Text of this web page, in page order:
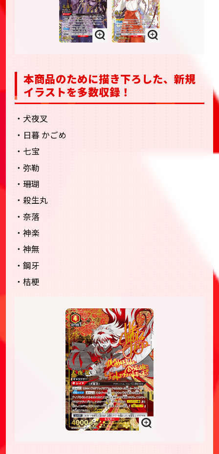
本商品のために描き下ろした、新規
イラストを多数収録！
・犬夜叉
・日暮 かごめ
・七宝
・弥勒
・珊瑚
・殺生丸
・奈落
・神楽
・神無
・鋼牙
・桔梗